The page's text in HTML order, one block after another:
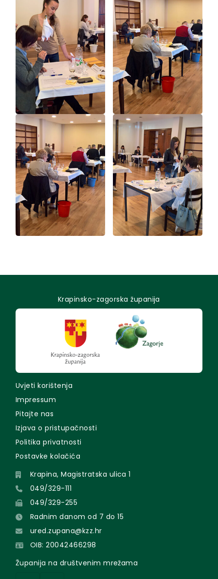
Krapinsko-zagorska županija
Uvjeti korištenja
Impressum
Pitajte nas
Izjava o pristupačnosti
Politika privatnosti
Postavke kolačića
Krapina, Magistratska ulica 1
049/329-111
049/329-255
Radnim danom od 7 do 15
ured.zupana@kzz.hr
OIB: 20042466298
Županija na društvenim mrežama